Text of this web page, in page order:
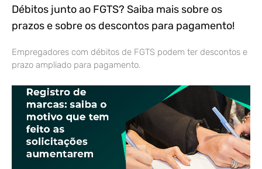
Débitos junto ao FGTS? Saiba mais sobre os
prazos e sobre os descontos para pagamento!
Empregadores com débitos de FGTS podem ter descontos e
prazo ampliado para pagamento.